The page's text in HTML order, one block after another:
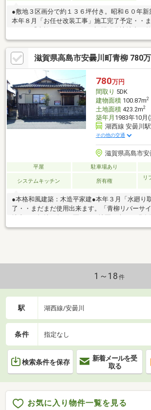
●敷地３区画分で約１３６坪付き。昭和６０年
本年８月「お任せ改装工事」施工完了予定・・ま
ます。「青柳リバーサイド」旧開発分譲地内。
両面道路に面す。
滋賀県高島市安曇川町青柳 780
780万円
間取り 5DK
建物面積100.87m2
土地面積423.2m2
築年月 1983年10月
湖西線 安曇川
その他の交通
滋賀県高島市
平屋 駐車場あり
システムキッチン 所有権
リ
●本格和風建築：木造平家建●本年３月「水廻り
了・・まだまだ使用出来ます。「青柳リバーサ
1～18 件
駅 湖西線/安曇川
条件 指定なし
検索条件を保存
新着メールを受
取る
お気に入り物件一覧を見る